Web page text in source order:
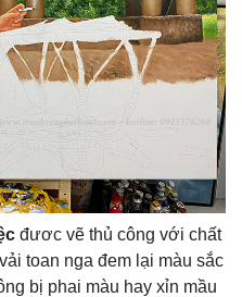
đươc vẽ thủ công với chất
toan nga đem lại màu sắc
bị phai màu hay xỉn mầu